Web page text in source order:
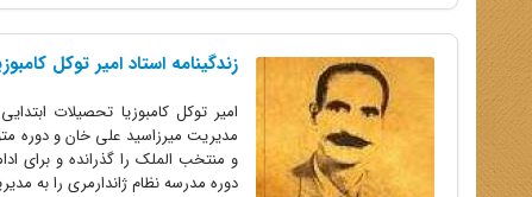
زندگینامه استاد امیر توکل
امیر توکل کامبوزیا تحصیلات
مدیریت میرزاسید علی خان و دوره
و منتخب الملک را گذرانده و برای
دوره مدرسه نظام ژاندارمری را به